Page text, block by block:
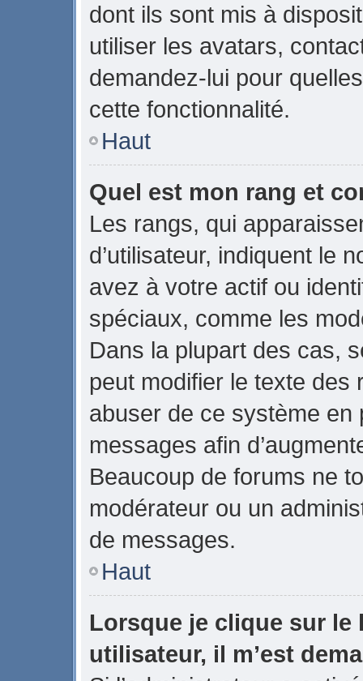
dont ils sont mis à
utiliser les avatars,
demandez-lui pour
cette fonctionnalité.
Haut
Quel est mon rang et
Les rangs, qui
d’utilisateur, indiquent le
avez à votre actif ou
spéciaux, comme les
Dans la plupart des cas,
peut modifier le texte des
abuser de ce système en
messages afin
Beaucoup de forums ne
modérateur ou un
de messages.
Haut
Lorsque je clique sur le
utilisateur, il m’est